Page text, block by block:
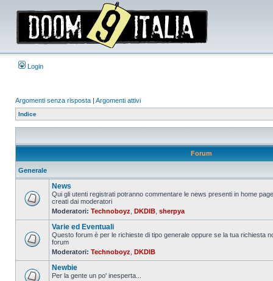
Login
Argomenti senza risposta | Argomenti attivi
Indice
Forum
Generale
Nessun
da
leggere
News
Qui gli utenti registrati potranno commentare le news presenti in home
creati dai moderatori
Moderatori: Technoboyz DKDIB sherpya
Nessun
da
leggere
Varie ed Eventuali
Questo forum è per le richieste di tipo generale oppure se la tua richiesta
forum
Moderatori: Technoboyz DKDIB
Newbie
Per la gente un po' inesperta...